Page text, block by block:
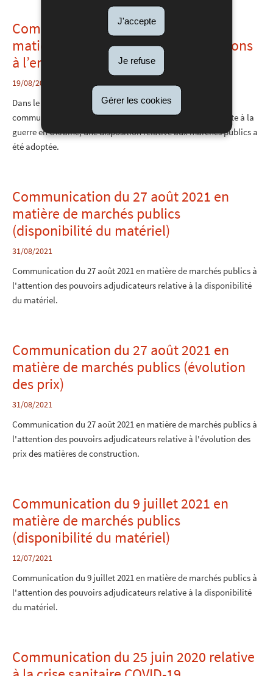
J'accepte
Je refuse
Gérer les cookies
Communication du 19 août 2022 en
matière de marchés publics « Sanctions
à l’encontre des entités russes »
19/08/2022
Dans le contexte des sanctions décidées au niveau
communautaire à l’encontre de la fédération de Russie suite à la
guerre en Ukraine, une disposition relative aux marchés publics a
été adoptée.
Communication du 27 août 2021 en
matière de marchés publics
(disponibilité du matériel)
31/08/2021
Communication du 27 août 2021 en matière de marchés publics à
l'attention des pouvoirs adjudicateurs relative à la disponibilité
du matériel.
Communication du 27 août 2021 en
matière de marchés publics (évolution
des prix)
31/08/2021
Communication du 27 août 2021 en matière de marchés publics à
l'attention des pouvoirs adjudicateurs relative à l'évolution des
prix des matières de construction.
Communication du 9 juillet 2021 en
matière de marchés publics
(disponibilité du matériel)
12/07/2021
Communication du 9 juillet 2021 en matière de marchés publics à
l'attention des pouvoirs adjudicateurs relative à la disponibilité
du matériel.
Communication du 25 juin 2020 relative